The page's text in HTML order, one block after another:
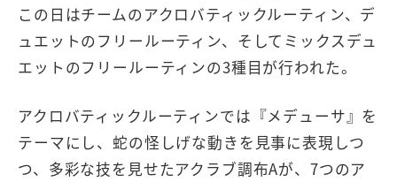
この日はチームのアクロバティックルーティン、デ
ュエットのフリールーティン、そしてミックスデュ
エットのフリールーティンの3種目が行われた。
アクロバティックルーティンでは『メデューサ』を
テーマにし、蛇の怪しげな動きを見事に表現しつ
つ、多彩な技を見せたアクラブ調布Aが、7つのア